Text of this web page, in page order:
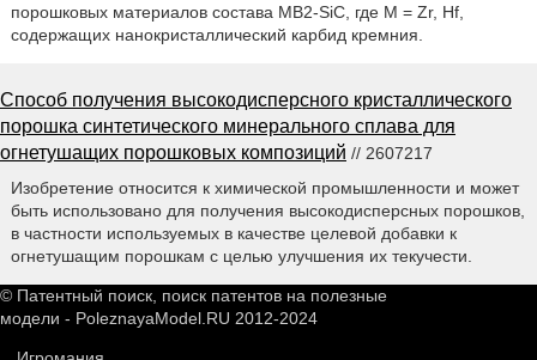
порошковых материалов состава MB2-SiC, где М = Zr, Hf,
содержащих нанокристаллический карбид кремния.
Способ получения высокодисперсного кристаллического
порошка синтетического минерального сплава для
огнетушащих порошковых композиций // 2607217
Изобретение относится к химической промышленности и может
быть использовано для получения высокодисперсных порошков,
в частности используемых в качестве целевой добавки к
огнетушащим порошкам с целью улучшения их текучести.
© Патентный поиск, поиск патентов на полезные
модели - PoleznayaModel.RU 2012-2024